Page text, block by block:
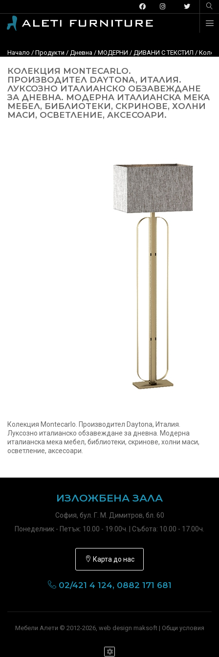
Начало / Продукти / Дневна / МОДЕРНИ / ДИВАНИ С ТЕКСТИЛ /
КОЛЕКЦИЯ MONTECARLO.
ПРОИЗВОДИТЕЛ DAYTONA, ИТАЛИЯ.
ЛУКСОЗНО ИТАЛИАНСКО ОБЗАВЕЖДАНЕ
ЗА ДНЕВНА. МОДЕРНА ИТАЛИАНСКА МЕКА
МЕБЕЛ, БИБЛИОТЕКИ, СКРИНОВЕ, ХОЛНИ
МАСИ, ОСВЕТЛЕНИЕ, АКСЕСОАРИ.
Колекция Montecarlo. Производител Daytona, Италия.
Луксозно италианско обзавеждане за дневна. Модерна
италианска мека мебел, библиотеки, скринове, холни маси,
осветление, аксесоари.
ИЗЛОЖБЕНА ЗАЛА
София, бул. Г. М. Димитров, бл. 60
Понеделник - Петък: 10.00 - 19.00ч. | Събота: 10.00 - 17.00ч.
Карта до нас
02/421 4 124, 0882 171 681
Мебели Алети © 2012-2026, web design maksoft | Общи условия